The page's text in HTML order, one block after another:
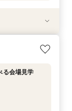
チャペルで叶
優待*140万特
切空間で叶え
る会場見学